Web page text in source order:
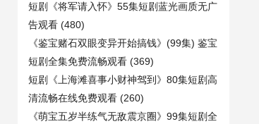
短剧《将军请入怀》55集短剧蓝光画质无广
告观看 (480)
《鉴宝赌石双眼变异开始搞钱》(99集) 鉴宝
短剧全集免费流畅观看 (369)
短剧《上海滩喜事小财神驾到》80集短剧高
清流畅在线免费观看 (260)
《萌宝五岁半练气无敌震京圈》99集短剧全